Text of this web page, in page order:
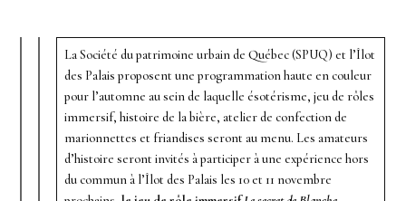
La Société du patrimoine urbain de Québec (SPUQ) et l’Îlot
des Palais proposent une programmation haute en couleur
pour l’automne au sein de laquelle ésotérisme, jeu de rôles
immersif, histoire de la bière, atelier de confection de
marionnettes et friandises seront au menu. Les amateurs
d’histoire seront invités à participer à une expérience hors
du commun à l’Îlot des Palais les 10 et 11 novembre